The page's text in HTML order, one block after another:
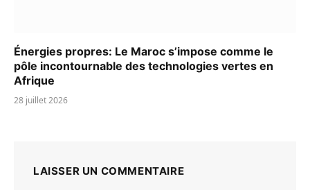
Énergies propres: Le Maroc s’impose comme le
pôle incontournable des technologies vertes en
Afrique
28 juillet 2026
LAISSER UN COMMENTAIRE